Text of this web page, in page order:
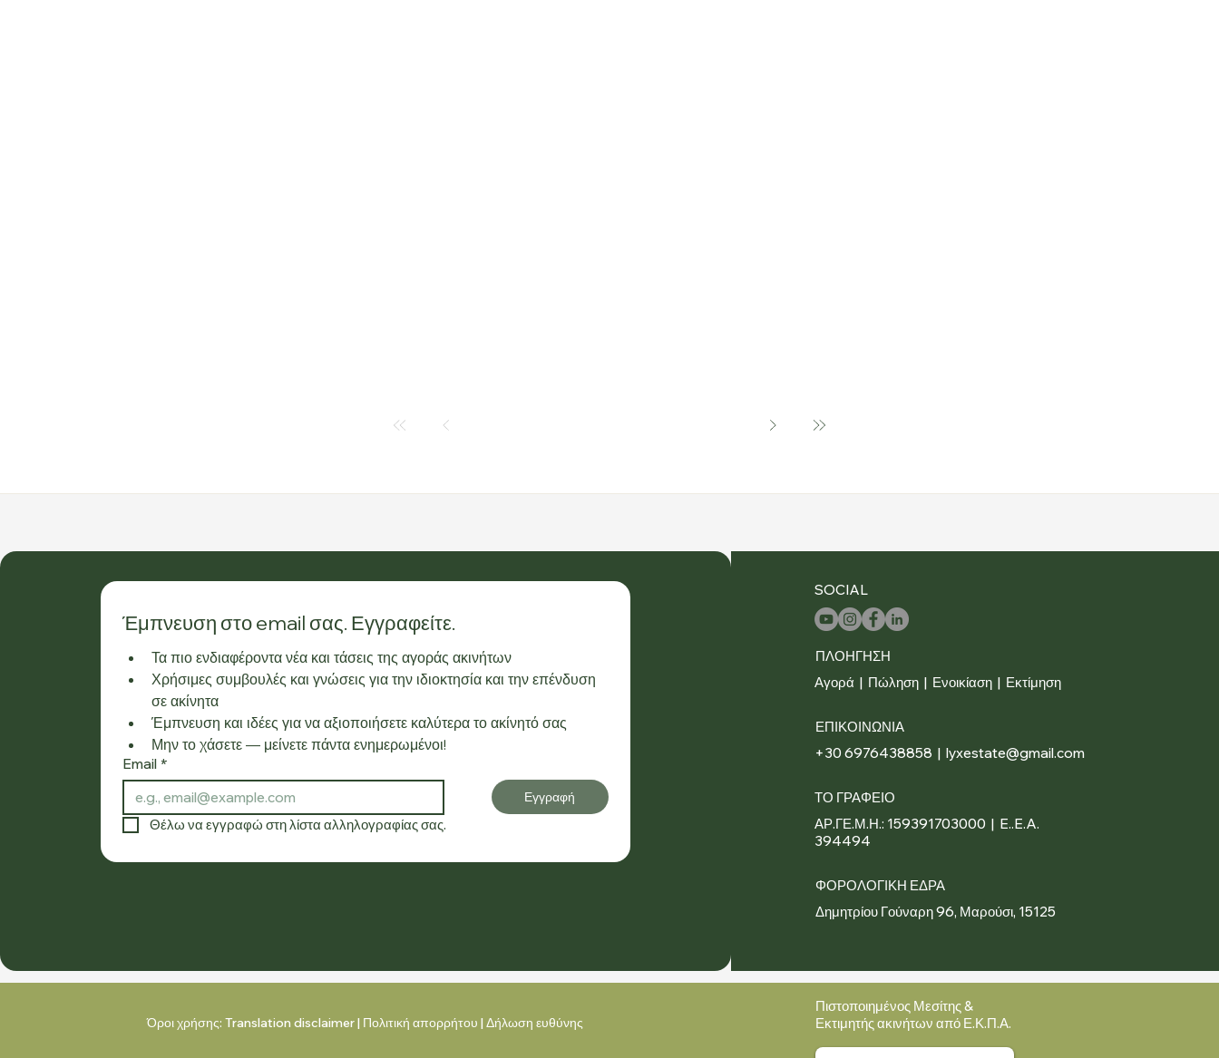
Έμπνευση στο email σας. Εγγραφείτε.
Τα πιο ενδιαφέροντα νέα και τάσεις της αγοράς ακινήτων
Χρήσιμες συμβουλές και γνώσεις για την ιδιοκτησία και την επένδυση
σε ακίνητα
Έμπνευση και ιδέες για να αξιοποιήσετε καλύτερα το ακίνητό σας
Μην το χάσετε — μείνετε πάντα ενημερωμένοι!
Email *
Εγγραφή
Θέλω να εγγραφώ στη λίστα αλληλογραφίας σας.
SOCIAL
ΠΛΟΗΓΗΣΗ
Αγορά | Πώληση | Ενοικίαση | Εκτίμηση
ΕΠΙΚΟΙΝΩΝΙΑ
+30 6976438858 | lyxestate@gmail.com
ΤΟ ΓΡΑΦΕΙΟ
ΑΡ.ΓΕ.Μ.Η.: 159391703000 | E..E.A.
394494
ΦΟΡΟΛΟΓΙΚΗ ΕΔΡΑ
Δημητρίου Γούναρη 96, Μαρούσι, 15125
Όροι χρήσης:Translation disclaimer| Πολιτική απορρήτου |Δήλωση ευθύνης
Πιστοποιημένος Μεσίτης &
Εκτιμητής ακινήτων από Ε.Κ.Π.Α.